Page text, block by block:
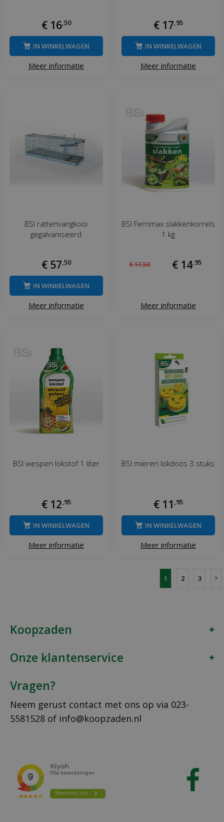
€ 16 50
Meer informatie
IN WINKELWAGEN
€ 17 95
Meer informatie
IN WINKELWAGEN
BSI rattenvangkooi
gegalvaniseerd
€ 57 50
Meer informatie
IN WINKELWAGEN
BSI Ferrimax slakkenkorrels
1 kg
€17,50 € 14 95
Meer informatie
BSI wespen lokstof 1 liter
€ 12 95
Meer informatie
IN WINKELWAGEN
BSI mieren lokdoos 3 stuks
€ 11 95
Meer informatie
IN WINKELWAGEN
1 2 3
Koopzaden
Onze klantenservice
Vragen?
Neem gerust contact met ons op via 023-
5581528 of info@koopzaden.nl